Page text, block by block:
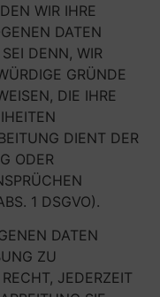
WIR IHRE
DATEN
DENN, WIR
GRÜNDE
DIE IHRE
DIENT DER
ODER
1 DSGVO).
DATEN
ZU
JEDERZEIT